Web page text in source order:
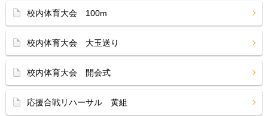
校内体育大会 100m
校内体育大会 大玉送り
校内体育大会 開会式
応援合戦リハーサル 黄組